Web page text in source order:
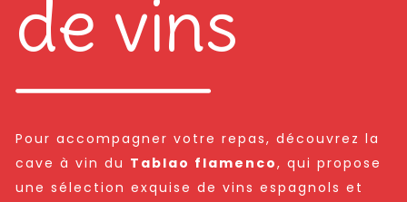
de vins
Pour accompagner votre repas, découvrez la
cave à vin du Tablao flamenco, qui propose
une sélection exquise de vins espagnols et